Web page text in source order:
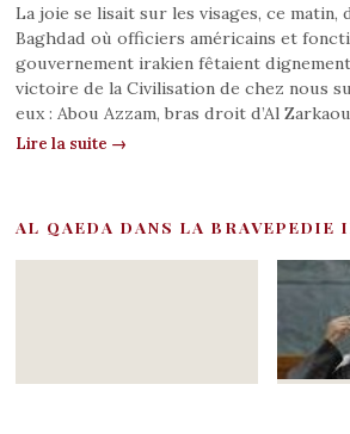
La joie se lisait sur les visages, ce matin,
Baghdad où officiers américains et
gouvernement irakien fêtaient
victoire de la Civilisation de chez nous
eux : Abou Azzam, bras droit d’Al
Lire la suite →
AL QAEDA DANS LA BRAVEPEDIE